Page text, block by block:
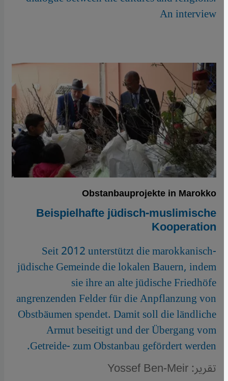
An interview
Obstanbauprojekte in Marokko
Beispielhafte jüdisch-muslimische
Kooperation
Seit 2012 unterstützt die marokkanisch-
jüdische Gemeinde die lokalen Bauern, indem
sie ihre an alte jüdische Friedhöfe
angrenzenden Felder für die Anpflanzung von
Obstbäumen spendet. Damit soll die ländliche
Armut beseitigt und der Übergang vom
Getreide- zum Obstanbau gefördert werden.
تقرير: Yossef Ben-Meir